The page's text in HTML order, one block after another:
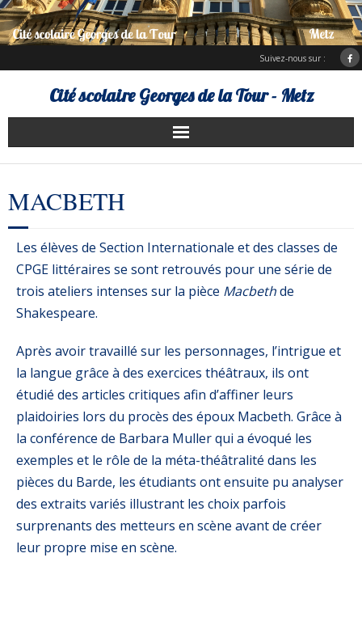
Suivez-nous sur :
Cité scolaire Georges de la Tour - Metz
Présentation
Services d’hébergement
Charte Erasmus +
ENT Bureau numérique
MACBETH
Les élèves de Section Internationale et des classes de
CPGE littéraires se sont retrouvés pour une série de
trois ateliers intenses sur la pièce Macbethde
Shakespeare.
Après avoir travaillé sur les personnages, l’intrigue et
la langue grâce à des exercices théâtraux, ils ont
étudié des articles critiques afin d’affiner leurs
plaidoiries lors du procès des époux Macbeth. Grâce à
la conférence de Barbara Muller qui a évoqué les
exemples et le rôle de la méta-théâtralité dans les
pièces du Barde, les étudiants ont ensuite pu analyser
des extraits variés illustrant les choix parfois
surprenants des metteurs en scène avant de créer
leur propre mise en scène.